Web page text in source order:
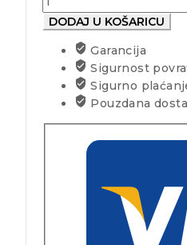
DODAJ U KOŠARICU
Garancija
Sigurnost
Sigurno
Pouzdana